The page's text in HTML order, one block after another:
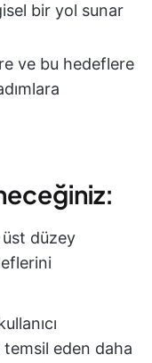
bir yol sunar
ve bu hedeflere
üst düzey
eden daha